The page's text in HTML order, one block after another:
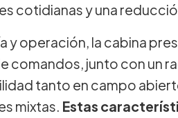
cotidianas y una
y operación, la cabina
comandos, junto con un
tanto en campo
mixtas. Estas